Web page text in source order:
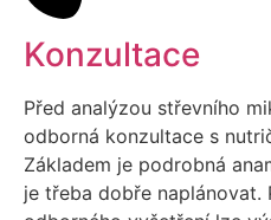
Konzultace
Před analýzou střevního
odborná konzultace s
Základem je podrobná
je třeba dobře naplánovat.